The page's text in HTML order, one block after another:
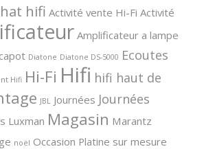
hifi Activité vente Hi-Fi Activité
Amplificateur a lampe
capot Diatone Diatone DS-5000 Ecoutes
Hifi Hi-Fi Hifi hifi haut de
JBL Journées Journées
Luxman Magasin Marantz
noël Occasion Platine sur mesure